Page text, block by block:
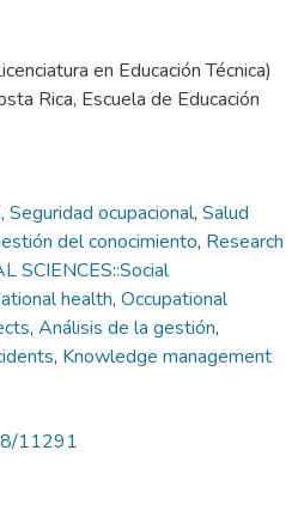
en Educación Técnica)
Rica, Escuela de Educación
, Seguridad ocupacional, Salud
del conocimiento, Research
SCIENCES::Social
health, Occupational
, Análisis de la gestión,
, Knowledge management
11291